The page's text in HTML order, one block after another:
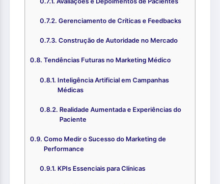
Gerenciamento de Críticas e Feedbacks
Construção de Autoridade no Mercado
Tendências Futuras no Marketing Médico
Inteligência Artificial em Campanhas
Médicas
Realidade Aumentada e Experiências do
Paciente
Como Medir o Sucesso do Marketing de
Performance
KPIs Essenciais para Clínicas